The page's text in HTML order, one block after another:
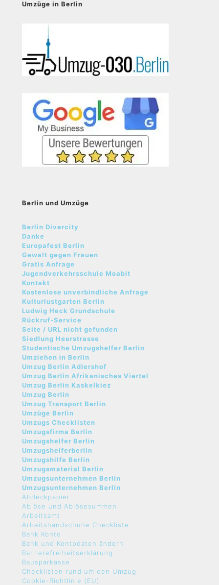
Umzüge in Berlin
Berlin und Umzüge
Berlin Divercity
Danke
Europafest Berlin
Gewalt gegen Frauen
Gratis Anfrage
Jugendverkehrsschule Moabit
Kontakt
Kostenlose unverbindliche Anfrage
Kulturlustgarten Berlin
Ludwig Heck Grundschule
Rückruf-Service
Seite / URL nicht gefunden
Siedlung Heerstrasse
Studentische Umzugshelfer Berlin
Umziehen in Berlin
Umzug Berlin Adlershof
Umzug Berlin Afrikanisches Viertel
Umzug Berlin Kaskelkiez
Umzug Berlin
Umzug Transport Berlin
Umzüge Berlin
Umzugs Checklisten
Umzugsfirma Berlin
Umzugshelfer Berlin
Umzugshelferberlin
Umzugshilfe Berlin
Umzugsmaterial Berlin
Umzugsunternehmen Berlin
Umzugsunternehmen Berlin
Abdeckpapier
Ablöse und Ablösesummen
Arbeitsamt
Arbeitshandschuhe Checkliste
Bank Konto
Bank und Kontodaten ändern
Barrierefreiheitserklärung
Bausparkasse
Checklisten rund um den Umzug
Cookie-Richtlinie (EU)